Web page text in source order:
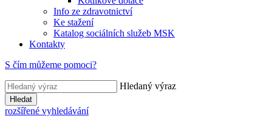
Info ze zdravotnictví
Ke stažení
Katalog sociálních služeb MSK
Kontakty
S čím můžeme pomoci?
Hledaný výraz
Hledat
rozšířené vyhledávání